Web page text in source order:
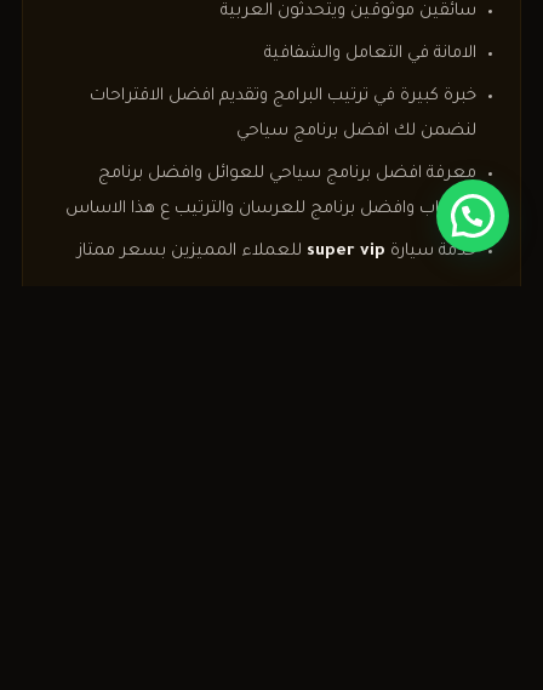
سائقين موثوقين ويتحدثون العربية
الامانة في التعامل والشفافية
خبرة كبيرة في ترتيب البرامج وتقديم افضل الاقتراحات
لنضمن لك افضل برنامج سياحي
معرفة افضل برنامج سياحي للعوائل وافضل برنامج
للشباب وافضل برنامج للعرسان والترتيب ع هذا الاساس
خدمة سيارة super vip للعملاء المميزين بسعر ممتاز